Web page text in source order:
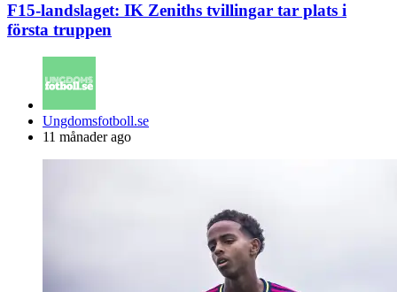
F15-landslaget: IK Zeniths tvillingar tar plats i
första truppen
Posted
by
Ungdomsfotboll.se
11 månader ago